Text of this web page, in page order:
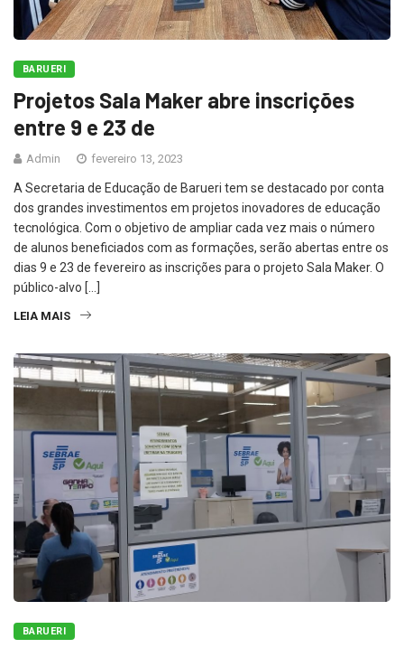
BARUERI
Projetos Sala Maker abre inscrições
entre 9 e 23 de
Admin fevereiro 13, 2023
A Secretaria de Educação de Barueri tem se destacado por conta
dos grandes investimentos em projetos inovadores de educação
tecnológica. Com o objetivo de ampliar cada vez mais o número
de alunos beneficiados com as formações, serão abertas entre os
dias 9 e 23 de fevereiro as inscrições para o projeto Sala Maker. O
público-alvo […]
LEIA MAIS
BARUERI